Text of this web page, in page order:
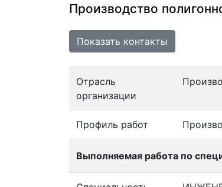
Производство
Показать контакты
Отрасль
организации
Профиль работ
Выполняемая работа по